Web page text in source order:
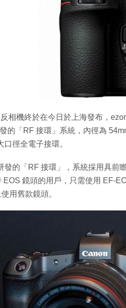
相機終於在今日於上海發布，
的「RF 接環」系統，內徑為
徑全電子接環。
發的「RF 接環」，系統採用具前
鏡頭的用戶，只需使用 EF-
用舊款鏡頭。